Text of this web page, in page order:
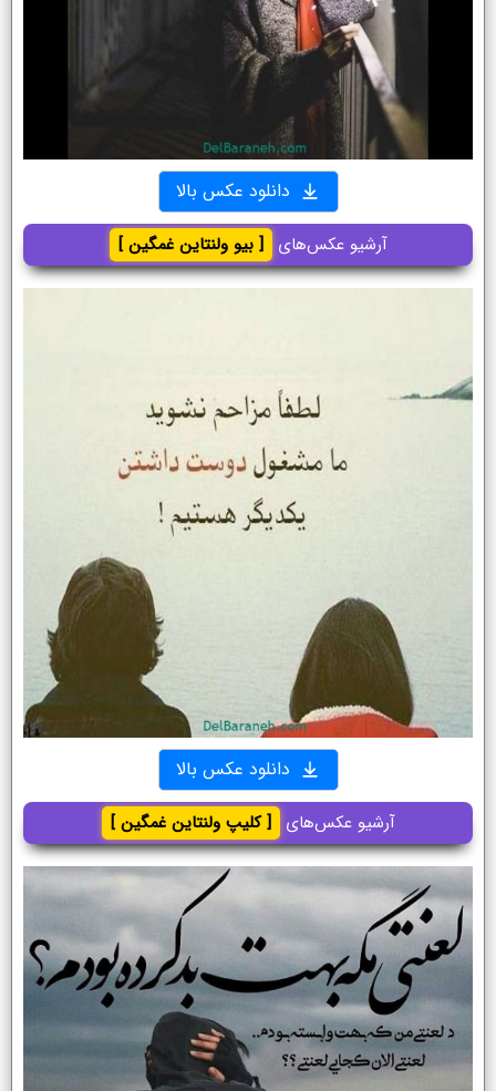
دانلود عکس بالا
آرشیو عکس‌های [ بیو ولنتاین غمگین ]
دانلود عکس بالا
آرشیو عکس‌های [ کلیپ ولنتاین غمگین ]